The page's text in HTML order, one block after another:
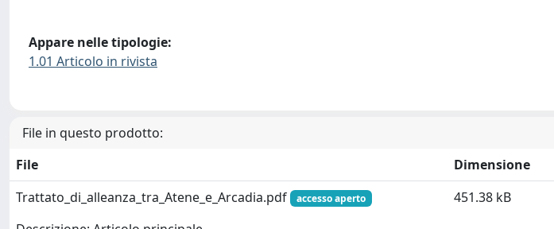
Appare nelle tipologie:
1.01 Articolo in rivista
File in questo prodotto:
File
Dimensione
Trattato_di_alleanza_tra_Atene_e_Arcadia.pdf
accesso aperto 451.38 kB